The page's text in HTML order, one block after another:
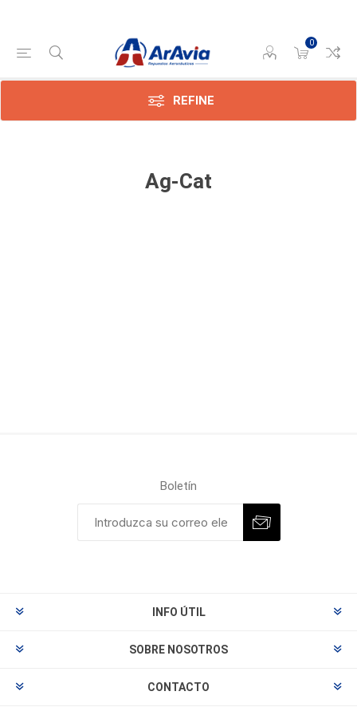
0
REFINE
Ag-Cat
Boletín
INFO ÚTIL
SOBRE NOSOTROS
CONTACTO